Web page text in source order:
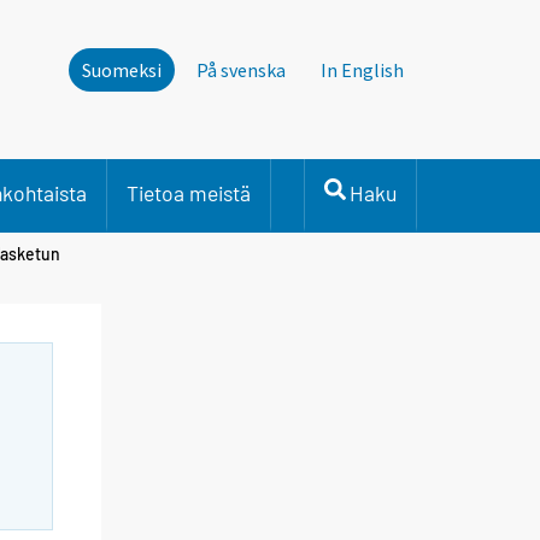
Suomeksi På svenska In English
Tietoa meistä Haku